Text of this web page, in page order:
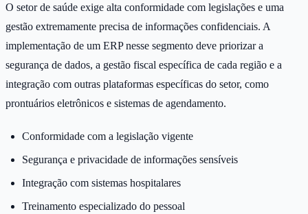
O setor de saúde exige alta conformidade com legislações e uma
gestão extremamente precisa de informações confidenciais. A
implementação de um ERP nesse segmento deve priorizar a
segurança de dados, a gestão fiscal específica de cada região e a
integração com outras plataformas específicas do setor, como
prontuários eletrônicos e sistemas de agendamento.
Conformidade com a legislação vigente
Segurança e privacidade de informações sensíveis
Integração com sistemas hospitalares
Treinamento especializado do pessoal